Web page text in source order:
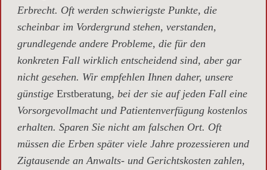
Erbrecht. Oft werden schwierigste Punkte, die
scheinbar im Vordergrund stehen, verstanden,
grundlegende andere Probleme, die für den
konkreten Fall wirklich entscheidend sind, aber gar
nicht gesehen. Wir empfehlen Ihnen daher, unsere
günstige Erstberatung, bei der sie auf jeden Fall eine
Vorsorgevollmacht und Patientenverfügung kostenlos
erhalten. Sparen Sie nicht am falschen Ort. Oft
müssen die Erben später viele Jahre prozessieren und
Zigtausende an Anwalts- und Gerichtskosten zahlen,